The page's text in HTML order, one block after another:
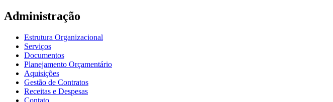
Administração
Estrutura Organizacional
Serviços
Documentos
Planejamento Orçamentário
Aquisições
Gestão de Contratos
Receitas e Despesas